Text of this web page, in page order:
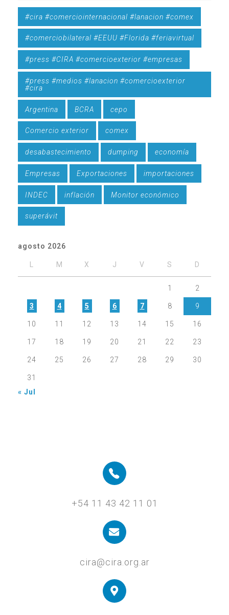
#cira #comerciointernacional #lanacion #comex
#comerciobilateral #EEUU #Florida #feriavirtual
#press #CIRA #comercioexterior #empresas
#press #medios #lanacion #comercioexterior
#cira
Argentina BCRA cepo
Comercio exterior comex
desabastecimiento dumping economía
Empresas Exportaciones importaciones
INDEC inflación Monitor económico
superávit
agosto 2026
L M X J V S D
1 2
3 4 5 6 7 8 9
10 11 12 13 14 15 16
17 18 19 20 21 22 23
24 25 26 27 28 29 30
31
« Jul
+54 11 43 42 11 01
cira@cira.org.ar